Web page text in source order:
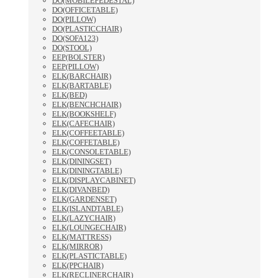
DO(OFFICETABLE)
DO(PILLOW)
DO(PLASTICCHAIR)
DO(SOFA123)
DO(STOOL)
EEP(BOLSTER)
EEP(PILLOW)
ELK(BARCHAIR)
ELK(BARTABLE)
ELK(BED)
ELK(BENCHCHAIR)
ELK(BOOKSHELF)
ELK(CAFECHAIR)
ELK(COFFEETABLE)
ELK(COFFETABLE)
ELK(CONSOLETABLE)
ELK(DININGSET)
ELK(DININGTABLE)
ELK(DISPLAYCABINET)
ELK(DIVANBED)
ELK(GARDENSET)
ELK(ISLANDTABLE)
ELK(LAZYCHAIR)
ELK(LOUNGECHAIR)
ELK(MATTRESS)
ELK(MIRROR)
ELK(PLASTICTABLE)
ELK(PPCHAIR)
ELK(RECLINERCHAIR)